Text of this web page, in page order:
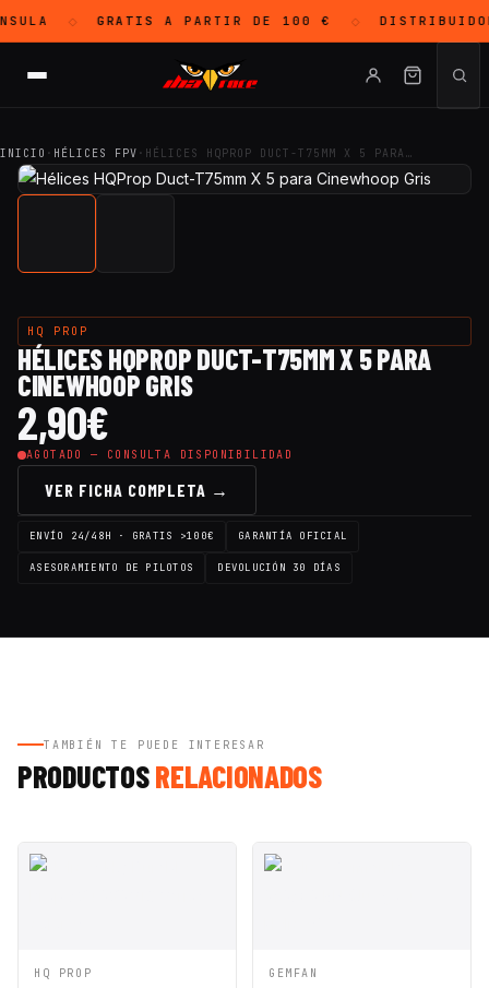
◇ GRATISA PARTIR DE 100 € ◇
INICIO · HÉLICES FPV · HÉLICES HQPROP DUCT-T75MM X 5 PARA…
HQ PROP
HÉLICES HQPROP DUCT-T75MM X 5 PARA
CINEWHOOP GRIS
2,90€
AGOTADO — CONSULTA DISPONIBILIDAD
VER FICHA COMPLETA →
ENVÍO 24/48H · GRATIS >100€ GARANTÍA OFICIAL
ASESORAMIENTO DE PILOTOS DEVOLUCIÓN 30 DÍAS
TAMBIÉN TE PUEDE INTERESAR
PRODUCTOSRELACIONADOS
VISTA
HQ PROP
VISTA
GEMFAN